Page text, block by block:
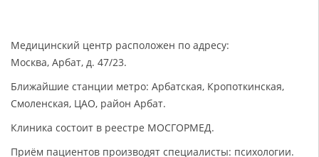
Медицинский центр расположен по адресу:
Москва, Арбат, д. 47/23.
Ближайшие станции метро: Арбатская, Кропоткинская,
Смоленская, ЦАО, район Арбат.
Клиника состоит в реестре МОСГОРМЕД.
Приём пациентов производят специалисты: психологии.